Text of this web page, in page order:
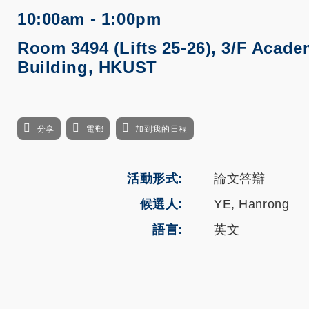
10:00am - 1:00pm
Room 3494 (Lifts 25-26), 3/F
Building, HKUST
分享 電郵 加到我的日程
活動形式
論文答辯
候選人
YE, Hanrong
語言
英文